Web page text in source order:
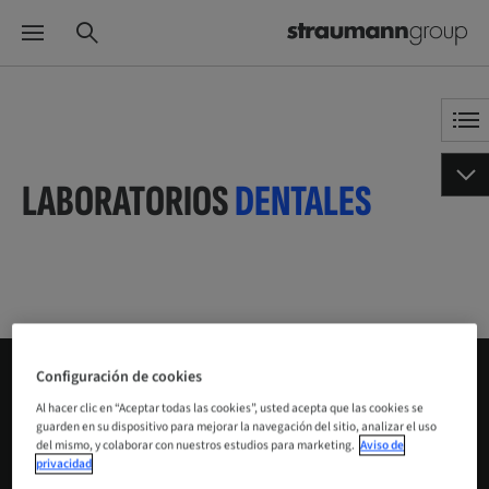
LABORATORIOSDENTALES
Los laboratorios dentales son socios importantes del
Straumann Group, representados mediante diversas
Configuración de cookies
Al hacer clic en “Aceptar todas las cookies”, usted acepta que las cookies se
guarden en su dispositivo para mejorar la navegación del sitio, analizar el uso
del mismo, y colaborar con nuestros estudios para marketing. Aviso de
privacidad